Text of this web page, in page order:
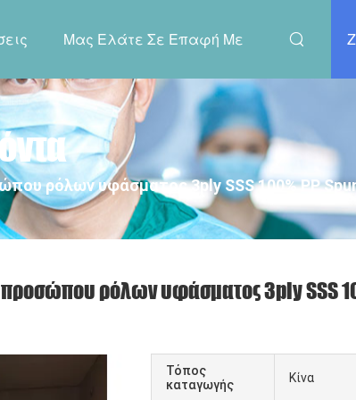
Μας Ελάτε Σε Επαφή Με
ρόλων υφάσματος 3ply SSS 100% PP
ρόλων υφάσματος 3ply SSS
Τόπος
καταγωγής
Κίνα